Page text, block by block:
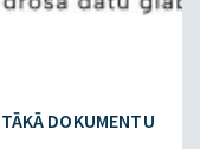
DOKUMENTU